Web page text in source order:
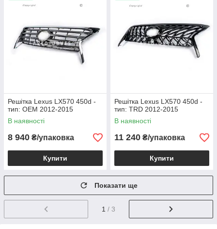
Решітка Lexus LX570 450d -
тип: ОЕМ 2012-2015
В наявності
8 940 ₴/упаковка
Купити
Решітка Lexus LX570 450d -
тип: TRD 2012-2015
В наявності
11 240 ₴/упаковка
Купити
Показати ще
1 / 3